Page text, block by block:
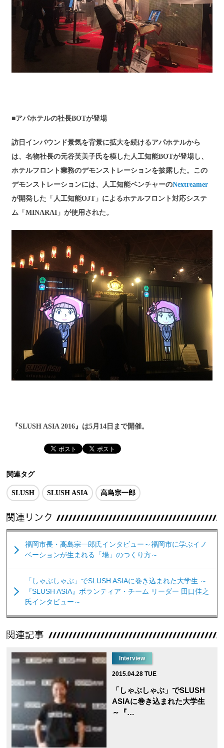
■アパホテルの社長BOTが登場
訪日インバウンド景気を背景に拡大を続けるアパホテルから
は、名物社長の元谷芙美子氏を模した人工知能BOTが登場し、
ホテルフロント業務のデモンストレーションを披露した。この
デモンストレーションには、人工知能ベンチャーのNextreamer
が開発した「人工知能OJT」によるホテルフロント対応システ
ム「MINARAI」が使用された。
『SLUSH ASIA 2016』は5月14日まで開催。
関連タグ
SLUSH SLUSH ASIA 高島宗一郎
福岡市長・高島宗一郎氏インタビュー～福岡市に学ぶイノ
ベーションが生まれる「場」のつくり方～
「しゃぶしゃぶ」でSLUSH ASIAに巻き込まれた大学生 ～
『SLUSH ASIA』ボランティア・チーム リーダー 田口佳之
氏インタビュー～
Interview
2015.04.28 TUE
「しゃぶしゃぶ」でSLUSH
ASIAに巻き込まれた大学生
～『…